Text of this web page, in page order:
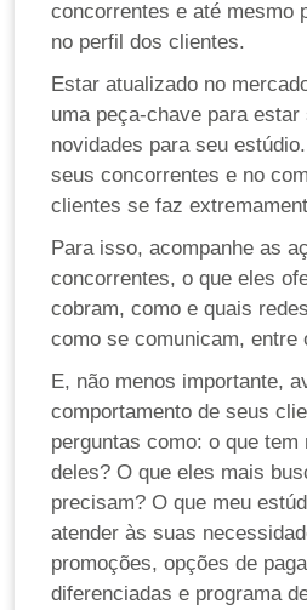
concorrentes e até mesmo
no perfil dos clientes.
Estar atualizado no
uma peça-chave para
novidades para seu
seus concorrentes e no
clientes se faz
Para isso, acompanhe as
concorrentes, o que eles
cobram, como e quais
como se comunicam, entre
E, não menos importante,
comportamento de seus
perguntas como: o que tem
deles? O que eles mais
precisam? O que meu
atender às suas
promoções, opções de
diferenciadas e programa